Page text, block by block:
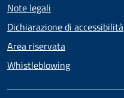
Note legali
Dichiarazione di accessibilità
Area riservata
Whistleblowing